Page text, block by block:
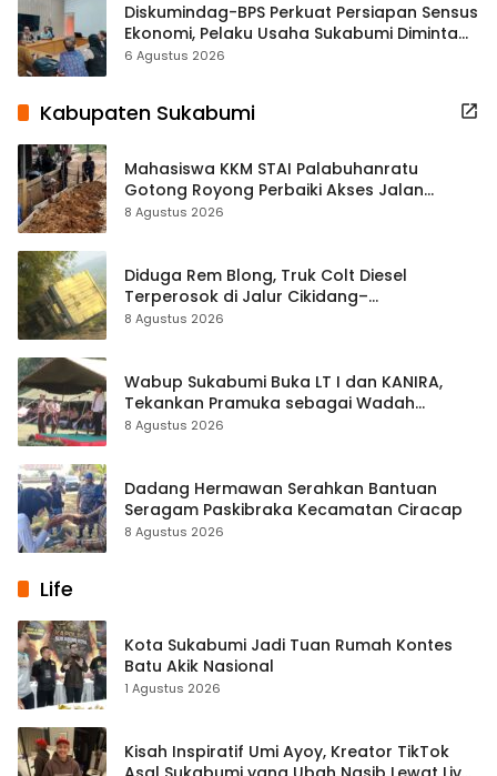
Diskumindag-BPS Perkuat Persiapan Sensus
Ekonomi, Pelaku Usaha Sukabumi Diminta
Terbuka Beri Data
6 Agustus 2026
Kabupaten Sukabumi
Mahasiswa KKM STAI Palabuhanratu
Gotong Royong Perbaiki Akses Jalan
Majelis Ta’lim di Sagaranten
8 Agustus 2026
Diduga Rem Blong, Truk Colt Diesel
Terperosok di Jalur Cikidang–
Palabuhanratu
8 Agustus 2026
Wabup Sukabumi Buka LT I dan KANIRA,
Tekankan Pramuka sebagai Wadah
Pembentukan Karakter
8 Agustus 2026
Dadang Hermawan Serahkan Bantuan
Seragam Paskibraka Kecamatan Ciracap
8 Agustus 2026
Life
Kota Sukabumi Jadi Tuan Rumah Kontes
Batu Akik Nasional
1 Agustus 2026
Kisah Inspiratif Umi Ayoy, Kreator TikTok